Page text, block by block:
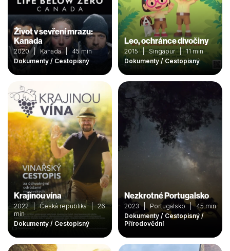
Život v sevření mrazu:
Kanada
2020 | Kanada | 45 min
Dokumenty / Cestopisný
Leo, ochránce divočiny
2015 | Singapur | 11 min
Dokumenty / Cestopisný
Krajinou vína
2022 | Česká republika | 26
min
Dokumenty / Cestopisný
Nezkrotné Portugalsko
2023 | Portugalsko | 45 min
Dokumenty / Cestopisný /
Přírodovědní